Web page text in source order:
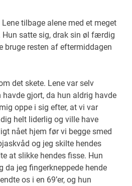
tilbage alene med et meget
satte sig, drak sin øl færdig
bruge resten af eftermiddagen
det skete. Lene var selv
gjort, da hun aldrig havde
oppe i sig efter, at vi var
helt liderlig og ville have
nået hjem før vi begge smed
og jeg skilte hendes
at slikke hendes fisse. Hun
da jeg fingerkneppede hende
os i en 69’er, og hun